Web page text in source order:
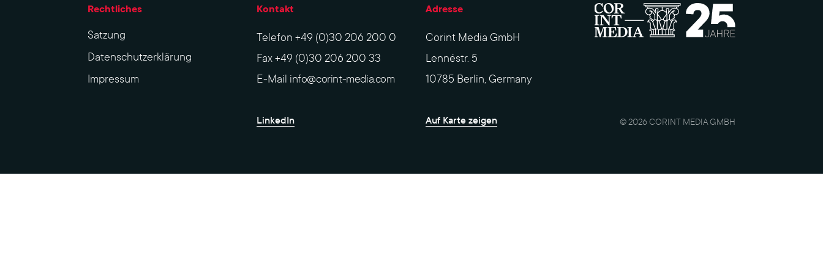
Rechtliches
Sat­zung
Datenschutzerklärung
Impres­sum
Kontakt
Telefon +49 (0)30 206 200 0
Fax+49 (0)30 206 200 33
E-Mail info@corint-media.com
LinkedIn
Adresse
Corint Media GmbH
Lennéstr. 5
10785 Berlin, Germany
Auf Karte zeigen © 2026 CORINT MEDIA GMBH